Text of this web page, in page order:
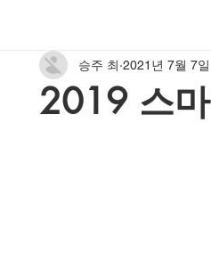
2019 스
승주 최 2021년 7월 7일